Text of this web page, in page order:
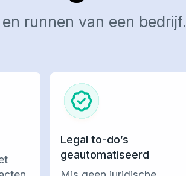
runnen van een bedrijf.
Legal to-do’s
geautomatiseerd